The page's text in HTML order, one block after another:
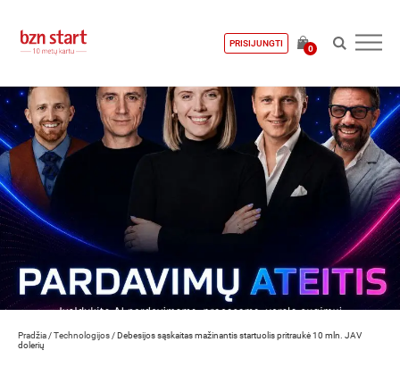
PRISIJUNGTI
0
Pradžia /Technologijos /Debesijos sąskaitas mažinantis startuolis pritraukė 10 mln. JAV
dolerių